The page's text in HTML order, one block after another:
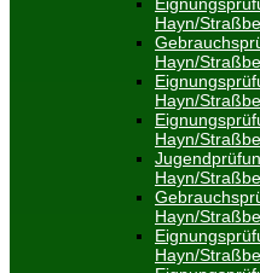
Hayn/
Hayn/
Hayn/
Hayn/
Hayn/
Hayn/
Hayn/